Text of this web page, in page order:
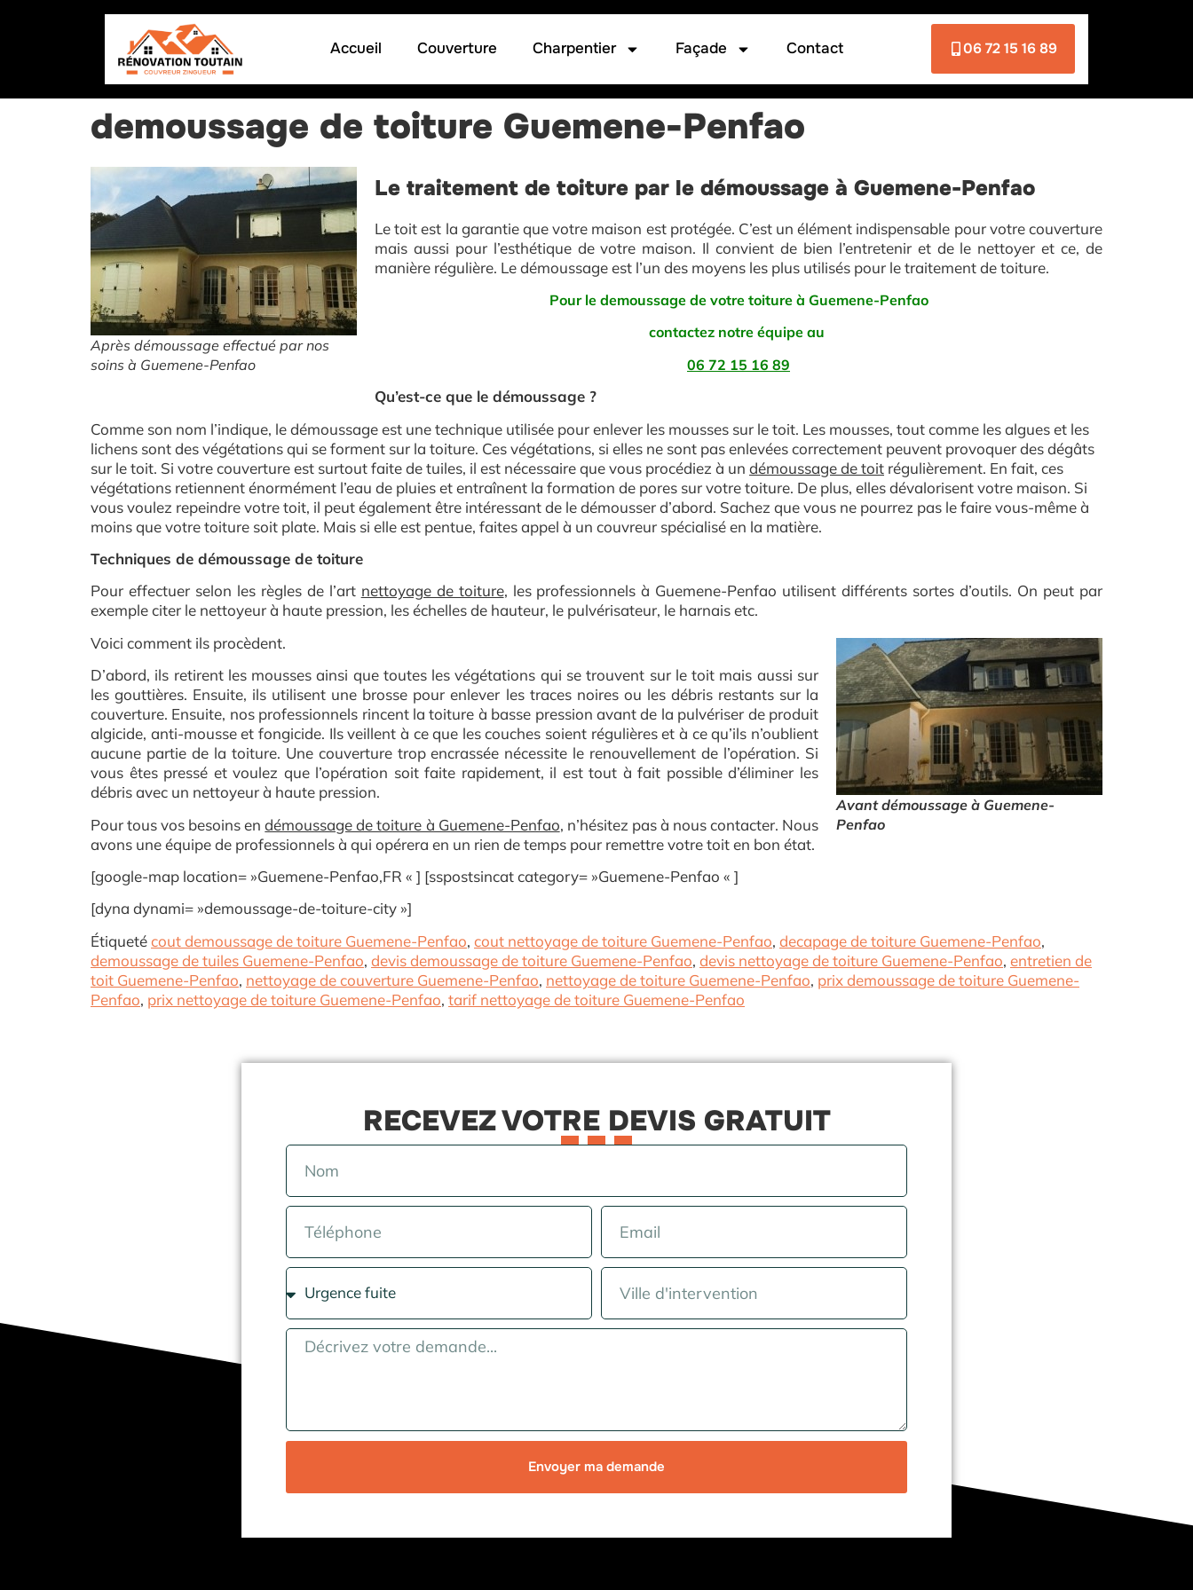
Accueil Couverture Charpentier Façade Contact 06 72 15 16 89
demoussage de toiture Guemene-Penfao
Après démoussage effectué par nos
soins à Guemene-Penfao
Le traitement de toiture par le démoussage à Guemene-Penfao
Le toit est la garantie que votre maison est protégée. C’est un élément indispensable pour votre couverture
mais aussi pour l’esthétique de votre maison. Il convient de bien l’entretenir et de le nettoyer et ce, de
manière régulière. Le démoussage est l’un des moyens les plus utilisés pour le traitement de toiture.
Pour le demoussage de votre toiture à Guemene-Penfao
contactez notre équipe au
06 72 15 16 89
Qu’est-ce que le démoussage ?
Comme son nom l’indique, le démoussage est une technique utilisée pour enlever les mousses sur le toit. Les mousses, tout comme les algues et les
lichens sont des végétations qui se forment sur la toiture. Ces végétations, si elles ne sont pas enlevées correctement peuvent provoquer des dégâts
sur le toit. Si votre couverture est surtout faite de tuiles, il est nécessaire que vous procédiez à un démoussage de toit régulièrement. En fait, ces
végétations retiennent énormément l’eau de pluies et entraînent la formation de pores sur votre toiture. De plus, elles dévalorisent votre maison. Si
vous voulez repeindre votre toit, il peut également être intéressant de le démousser d’abord. Sachez que vous ne pourrez pas le faire vous-même à
moins que votre toiture soit plate. Mais si elle est pentue, faites appel à un couvreur spécialisé en la matière.
Techniques de démoussage de toiture
Pour effectuer selon les règles de l’art nettoyage de toiture, les professionnels à Guemene-Penfao utilisent différents sortes d’outils. On peut par
exemple citer le nettoyeur à haute pression, les échelles de hauteur, le pulvérisateur, le harnais etc.
Avant démoussage à Guemene-
Penfao
Voici comment ils procèdent.
D’abord, ils retirent les mousses ainsi que toutes les végétations qui se trouvent sur le toit mais aussi sur
les gouttières. Ensuite, ils utilisent une brosse pour enlever les traces noires ou les débris restants sur la
couverture. Ensuite, nos professionnels rincent la toiture à basse pression avant de la pulvériser de produit
algicide, anti-mousse et fongicide. Ils veillent à ce que les couches soient régulières et à ce qu’ils n’oublient
aucune partie de la toiture. Une couverture trop encrassée nécessite le renouvellement de l’opération. Si
vous êtes pressé et voulez que l’opération soit faite rapidement, il est tout à fait possible d’éliminer les
débris avec un nettoyeur à haute pression.
Pour tous vos besoins endémoussage de toiture à Guemene-Penfao, n’hésitez pas à nous contacter. Nous
avons une équipe de professionnels à qui opérera en un rien de temps pour remettre votre toit en bon état.
[google-map location= »Guemene-Penfao,FR « ] [sspostsincat category= »Guemene-Penfao « ]
[dyna dynami= »demoussage-de-toiture-city »]
Étiquetécout demoussage de toiture Guemene-Penfao, cout nettoyage de toiture Guemene-Penfao, decapage de toiture Guemene-Penfao,
demoussage de tuiles Guemene-Penfao, devis demoussage de toiture Guemene-Penfao, devis nettoyage de toiture Guemene-Penfao, entretien de
toit Guemene-Penfao, nettoyage de couverture Guemene-Penfao, nettoyage de toiture Guemene-Penfao, prix demoussage de toiture Guemene-
Penfao, prix nettoyage de toiture Guemene-Penfao, tarif nettoyage de toiture Guemene-Penfao
RECEVEZ VOTRE DEVIS GRATUIT
Envoyer ma demande